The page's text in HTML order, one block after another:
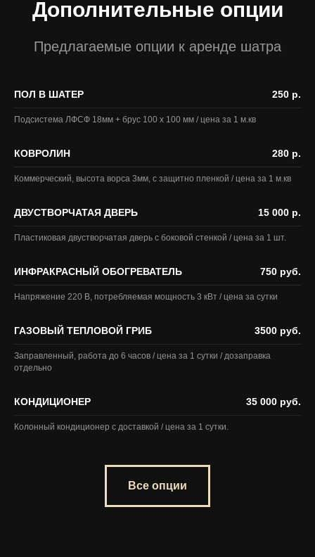
Дополнительные опции
Предлагаемые опции к аренде шатра
ПОЛ В ШАТЕР 250 р.
Подсистема ЛФСФ 18мм + брус 100 х 100 мм / цена за 1 м.кв
КОВРОЛИН 280 р.
Коммерческий, высота ворса 3мм, с защитно пленкой / цена за 1 м.кв
ДВУСТВОРЧАТАЯ ДВЕРЬ 15 000 р.
Пластиковая двустворчатая дверь с боковой стенкой / цена за 1 шт.
ИНФРАКРАСНЫЙ ОБОГРЕВАТЕЛЬ 750 руб.
Напряжение 220 В, потребляемая мощность 3 кВт / цена за сутки
ГАЗОВЫЙ ТЕПЛОВОЙ ГРИБ 3500 руб.
Заправленный, работа до 6 часов / цена за 1 сутки / дозаправка
отдельно
КОНДИЦИОНЕР 35 000 руб.
Колонный кондиционер с доставкой / цена за 1 сутки.
Все опции